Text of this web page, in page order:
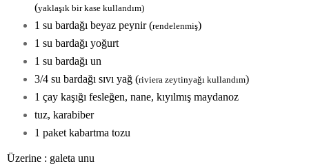
(yaklaşık bir kase kullandım)
1 su bardağı beyaz peynir (rendelenmiş)
1 su bardağı yoğurt
1 su bardağı un
3/4 su bardağı sıvı yağ (riviera zeytinyağı kullandım)
1 çay kaşığı fesleğen, nane, kıyılmış maydanoz
tuz, karabiber
1 paket kabartma tozu
Üzerine : galeta unu